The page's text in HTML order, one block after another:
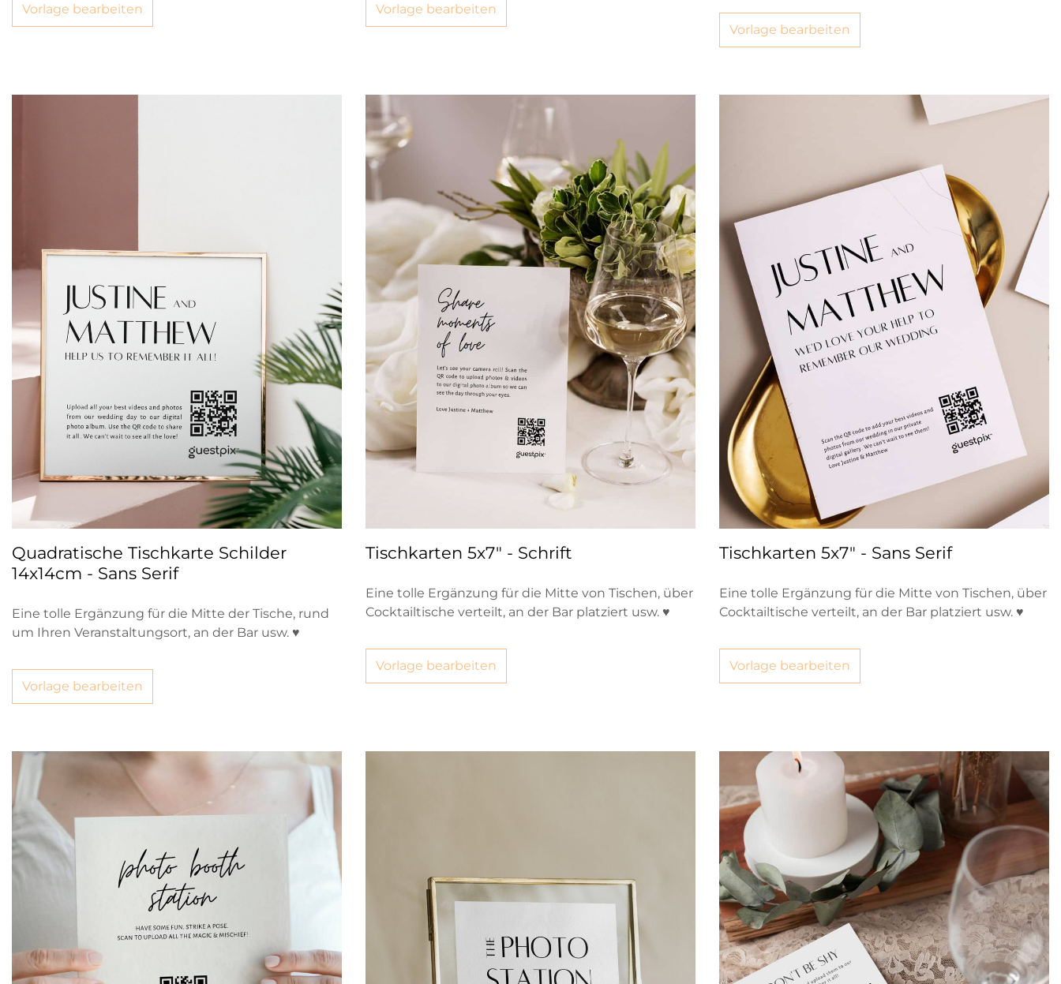
Vorlage bearbeiten Vorlage bearbeiten
Vorlage bearbeiten
Quadratische Tischkarte Schilder
14x14cm - Sans Serif
Eine tolle Ergänzung für die Mitte der Tische, rund
um Ihren Veranstaltungsort, an der Bar usw. ♥
Vorlage bearbeiten
Tischkarten 5x7" - Schrift
Eine tolle Ergänzung für die Mitte von Tischen, über
Cocktailtische verteilt, an der Bar platziert usw. ♥
Vorlage bearbeiten
Tischkarten 5x7" - Sans Serif
Eine tolle Ergänzung für die Mitte von Tischen, über
Cocktailtische verteilt, an der Bar platziert usw. ♥
Vorlage bearbeiten